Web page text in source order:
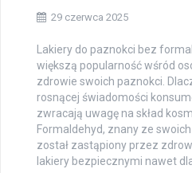
29 czerwca 2025
Lakiery do paznokci bez
większą popularność wśród
zdrowie swoich paznokci.
rosnącej świadomości
zwracają uwagę na skład
Formaldehyd, znany ze
został zastąpiony przez
lakiery bezpiecznymi nawet